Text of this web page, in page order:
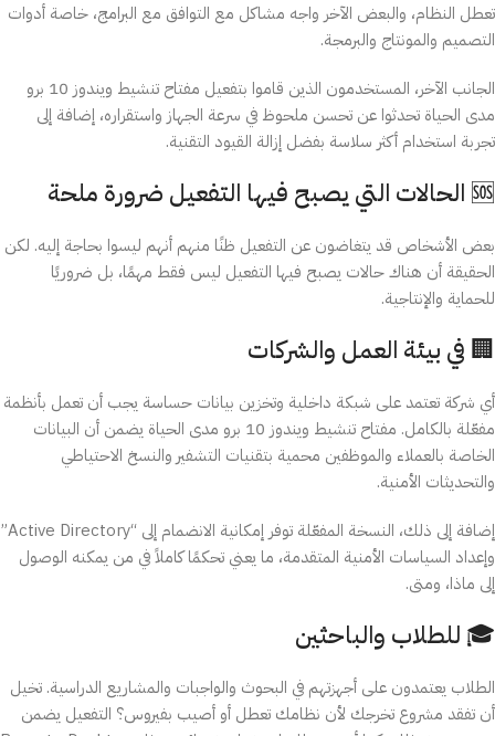
تعطل النظام، والبعض الآخر واجه مشاكل مع التوافق مع البرامج، خاصة أدوات
التصميم والمونتاج والبرمجة.
الجانب الآخر، المستخدمون الذين قاموا بتفعيل مفتاح تنشيط ويندوز 10 برو
مدى الحياة تحدثوا عن تحسن ملحوظ في سرعة الجهاز واستقراره، إضافة إلى
تجربة استخدام أكثر سلاسة بفضل إزالة القيود التقنية.
🆘 الحالات التي يصبح فيها التفعيل ضرورة ملحة
بعض الأشخاص قد يتغاضون عن التفعيل ظنًا منهم أنهم ليسوا بحاجة إليه. لكن
الحقيقة أن هناك حالات يصبح فيها التفعيل ليس فقط مهمًا، بل ضروريًا
للحماية والإنتاجية.
🏢 في بيئة العمل والشركات
أي شركة تعتمد على شبكة داخلية وتخزين بيانات حساسة يجب أن تعمل بأنظمة
مفعّلة بالكامل. مفتاح تنشيط ويندوز 10 برو مدى الحياة يضمن أن البيانات
الخاصة بالعملاء والموظفين محمية بتقنيات التشفير والنسخ الاحتياطي
والتحديثات الأمنية.
إضافة إلى ذلك، النسخة المفعّلة توفر إمكانية الانضمام إلى “Active Directory”
وإعداد السياسات الأمنية المتقدمة، ما يعني تحكمًا كاملاً في من يمكنه الوصول
إلى ماذا، ومتى.
🎓 للطلاب والباحثين
الطلاب يعتمدون على أجهزتهم في البحوث والواجبات والمشاريع الدراسية. تخيل
أن تفقد مشروع تخرجك لأن نظامك تعطل أو أصيب بفيروس؟ التفعيل يضمن